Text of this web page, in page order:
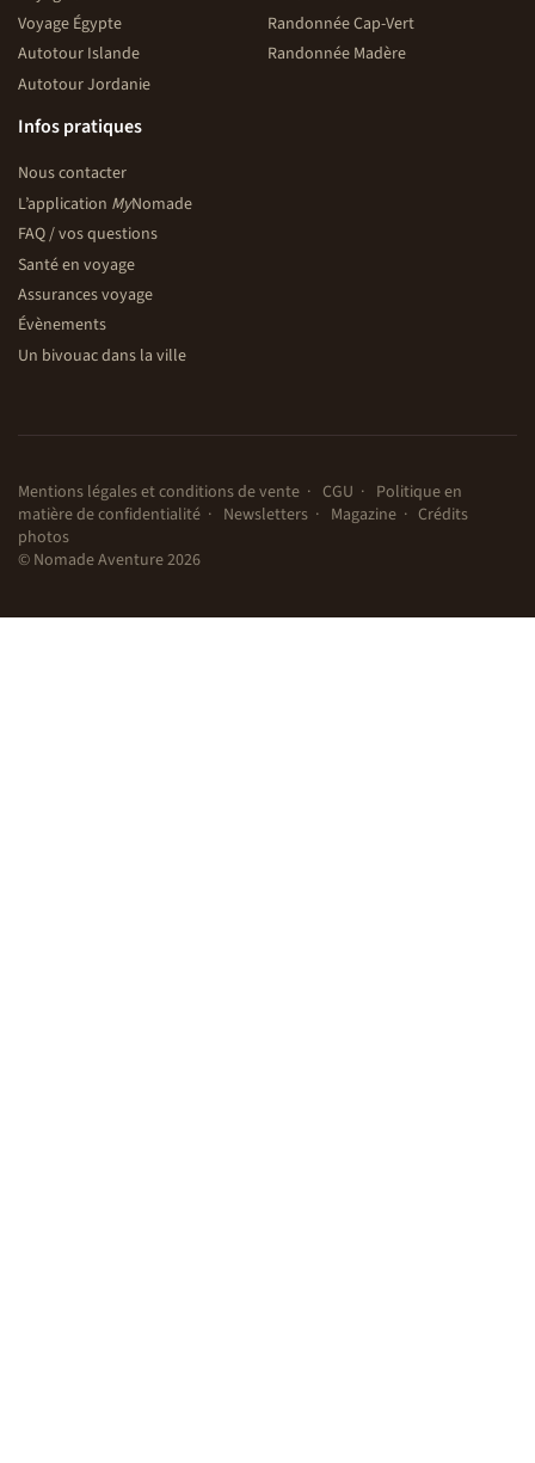
Voyage Égypte
Autotour Islande
Autotour Jordanie
Randonnée Cap-Vert
Randonnée Madère
Infos pratiques
Nous contacter
L’application MyNomade
FAQ / vos questions
Santé en voyage
Assurances voyage
Évènements
Un bivouac dans la ville
Mentions légales et conditions de vente CGU
Politique en
matière de confidentialité
Newsletters Magazine
Crédits
photos
© Nomade Aventure 2026